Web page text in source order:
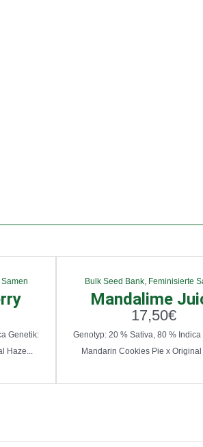
Genetik:
Haze...
Bulk Seed Bank, Feminisierte
Mandalime
17,50€
Genotyp: 20 % Sativa, 80 % Indica
Mandarin Cookies Pie x Original